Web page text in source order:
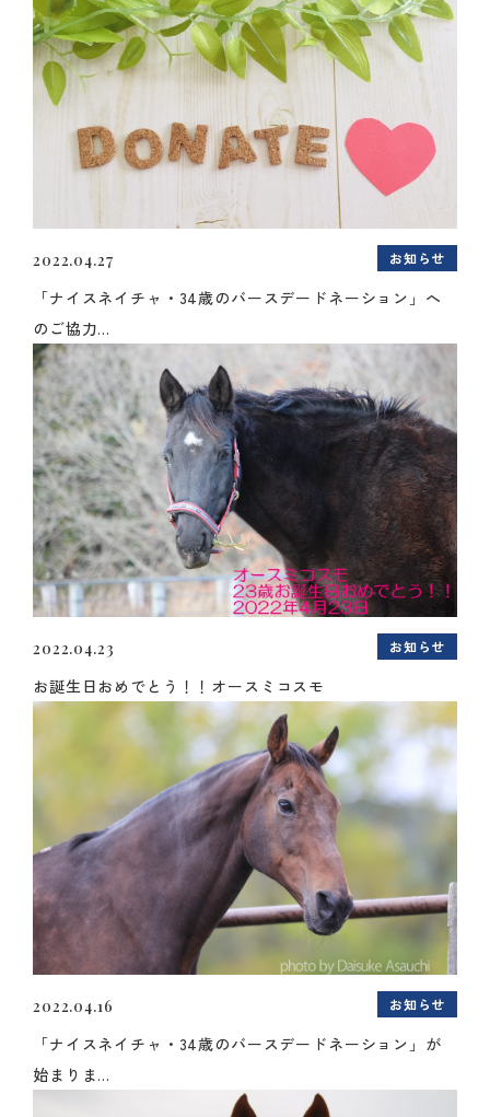
2022.04.27 お知らせ
「ナイスネイチャ・34歳のバースデードネーション」へ
のご協力...
2022.04.23 お知らせ
お誕生日おめでとう！！オースミコスモ
2022.04.16 お知らせ
「ナイスネイチャ・34歳のバースデードネーション」が
始まりま...